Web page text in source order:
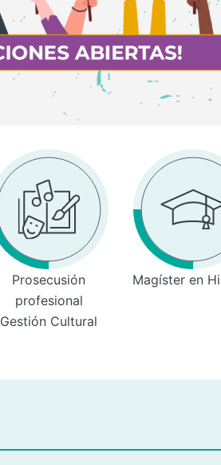
Prosecusión
profesional
Gestión Cultural
Magíster en